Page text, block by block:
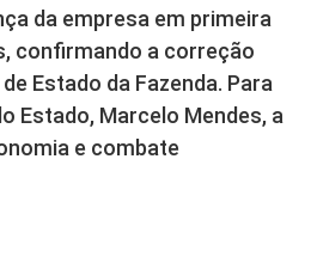
da empresa em primeira
confirmando a correção
Estado da Fazenda. Para
Estado, Marcelo Mendes, a
e combate